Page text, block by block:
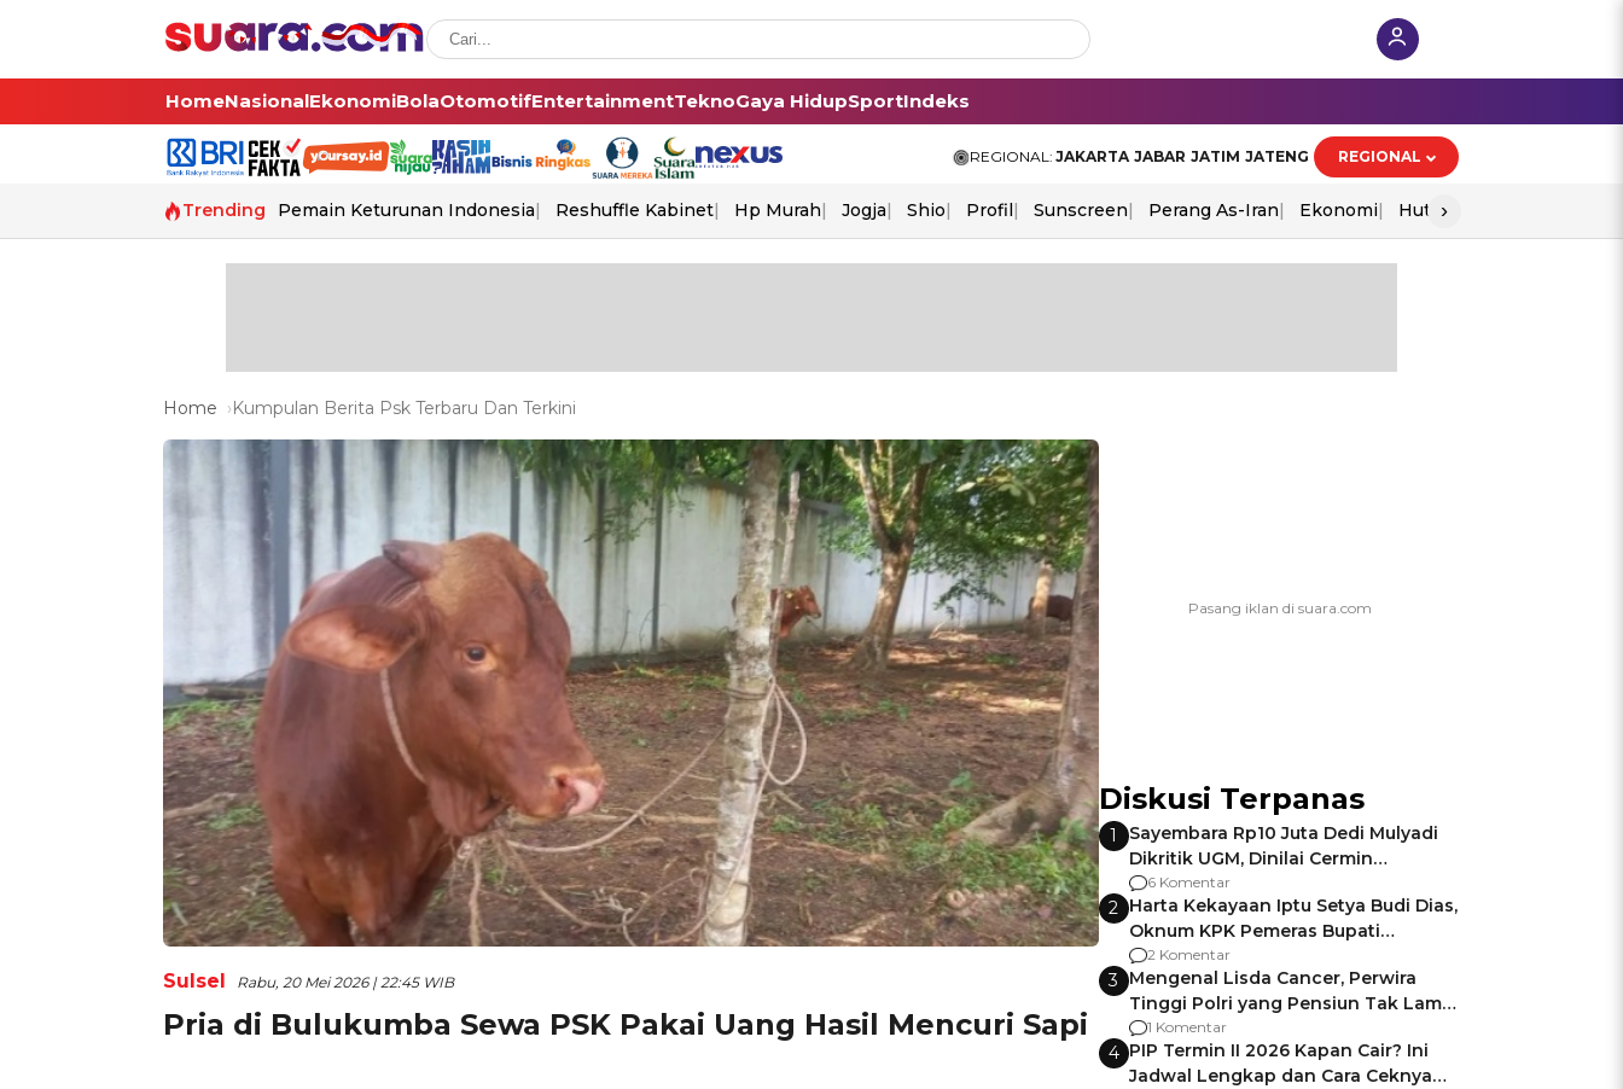
HomeNasionalEkonomiBolaOtomotifEntertainmentTeknoGaya HidupSportIndeks
REGIONAL: JAKARTA JABAR JATIM JATENG REGIONAL
Trending Pemain Keturunan Indonesia Reshuffle Kabinet Hp Murah Jogja Shio Profil Sunscreen Perang As-Iran Ekonomi Hut Ri
›
Home Kumpulan Berita Psk Terbaru Dan Terkini
Sulsel Rabu, 20 Mei 2026 | 22:45 WIB
Pria di Bulukumba Sewa PSK Pakai Uang Hasil Mencuri Sapi
Diskusi Terpanas
1
Sayembara Rp10 Juta Dedi Mulyadi
Dikritik UGM, Dinilai Cermin
Gagalnya Negara Jamin Keamanan
6 Komentar
2 Harta Kekayaan Iptu Setya Budi Dias,
Oknum KPK Pemeras Bupati
Pemalang
2 Komentar
3 Mengenal Lisda Cancer, Perwira
Tinggi Polri yang Pensiun Tak Lama
Usai Jadi Brigjen
1 Komentar
4 PIP Termin II 2026 Kapan Cair? Ini
Jadwal Lengkap dan Cara Ceknya